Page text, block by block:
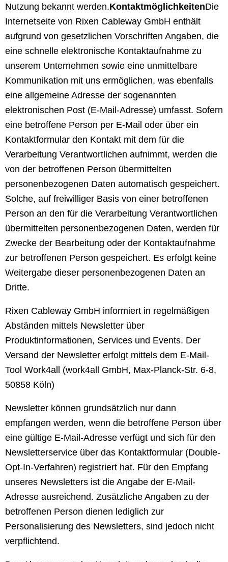
Nutzung bekannt werden.KontaktmöglichkeitenDie
Internetseite von Rixen Cableway GmbH enthält
aufgrund von gesetzlichen Vorschriften Angaben, die
eine schnelle elektronische Kontaktaufnahme zu
unserem Unternehmen sowie eine unmittelbare
Kommunikation mit uns ermöglichen, was ebenfalls
eine allgemeine Adresse der sogenannten
elektronischen Post (E-Mail-Adresse) umfasst. Sofern
eine betroffene Person per E-Mail oder über ein
Kontaktformular den Kontakt mit dem für die
Verarbeitung Verantwortlichen aufnimmt, werden die
von der betroffenen Person übermittelten
personenbezogenen Daten automatisch gespeichert.
Solche, auf freiwilliger Basis von einer betroffenen
Person an den für die Verarbeitung Verantwortlichen
übermittelten personenbezogenen Daten, werden für
Zwecke der Bearbeitung oder der Kontaktaufnahme
zur betroffenen Person gespeichert. Es erfolgt keine
Weitergabe dieser personenbezogenen Daten an
Dritte.
Rixen Cableway GmbH informiert in regelmäßigen
Abständen mittels Newsletter über
Produktinformationen, Services und Events. Der
Versand der Newsletter erfolgt mittels dem E-Mail-
Tool Work4all (work4all GmbH, Max-Planck-Str. 6-8,
50858 Köln)
Newsletter können grundsätzlich nur dann
empfangen werden, wenn die betroffene Person über
eine gültige E-Mail-Adresse verfügt und sich für den
Newsletterservice über das Kontaktformular (Double-
Opt-In-Verfahren) registriert hat. Für den Empfang
unseres Newsletters ist die Angabe der E-Mail-
Adresse ausreichend. Zusätzliche Angaben zu der
betroffenen Person dienen lediglich zur
Personalisierung des Newsletters, sind jedoch nicht
verpflichtend.